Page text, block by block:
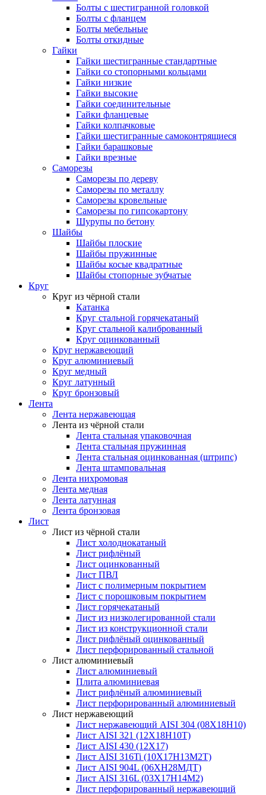
Болты с шестигранной головкой
Болты с фланцем
Болты мебельные
Болты откидные
Гайки
Гайки шестигранные стандартные
Гайки со стопорными кольцами
Гайки низкие
Гайки высокие
Гайки соединительные
Гайки фланцевые
Гайки колпачковые
Гайки шестигранные самоконтрящиеся
Гайки барашковые
Гайки врезные
Саморезы
Саморезы по дереву
Саморезы по металлу
Саморезы кровельные
Саморезы по гипсокартону
Шурупы по бетону
Шайбы
Шайбы плоские
Шайбы пружинные
Шайбы косые квадратные
Шайбы стопорные зубчатые
Круг
Круг из чёрной стали
Катанка
Круг стальной горячекатаный
Круг стальной калиброванный
Круг оцинкованный
Круг нержавеющий
Круг алюминиевый
Круг медный
Круг латунный
Круг бронзовый
Лента
Лента нержавеющая
Лента из чёрной стали
Лента стальная упаковочная
Лента стальная пружинная
Лента стальная оцинкованная (штрипс)
Лента штамповальная
Лента нихромовая
Лента медная
Лента латунная
Лента бронзовая
Лист
Лист из чёрной стали
Лист холоднокатаный
Лист рифлёный
Лист оцинкованный
Лист ПВЛ
Лист с полимерным покрытием
Лист с порошковым покрытием
Лист горячекатаный
Лист из низколегированной стали
Лист из конструкционной стали
Лист рифлёный оцинкованный
Лист перфорированный стальной
Лист алюминиевый
Лист алюминиевый
Плита алюминиевая
Лист рифлёный алюминиевый
Лист перфорированный алюминиевый
Лист нержавеющий
Лист нержавеющий AISI 304 (08Х18Н10)
Лист AISI 321 (12Х18Н10Т)
Лист AISI 430 (12Х17)
Лист AISI 316Ti (10Х17Н13М2Т)
Лист AISI 904L (06ХН28МДТ)
Лист AISI 316L (03Х17Н14М2)
Лист перфорированный нержавеющий